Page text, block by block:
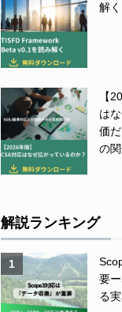
解く
【
は
価
の
解説ランキング
1
要
る